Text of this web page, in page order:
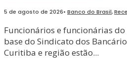
5 de agosto de 2026• Banco do Brasil,
Funcionários e funcionárias
base do Sindicato dos
Curitiba e região estão...